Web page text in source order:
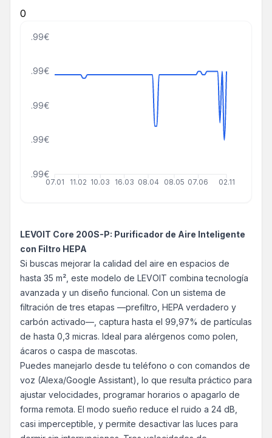
0
07.01 11.02 10.03 16.03 08.04 08.05 07.06 02.11
69.99€
79.99€
89.99€
99.99€
109.99€
LEVOIT Core 200S-P: Purificador de Aire Inteligente
con Filtro HEPA
Si buscas mejorar la calidad del aire en espacios de
hasta 35 m², este modelo de LEVOIT combina tecnología
avanzada y un diseño funcional. Con un sistema de
filtración de tres etapas —prefiltro, HEPA verdadero y
carbón activado—, captura hasta el 99,97% de partículas
de hasta 0,3 micras. Ideal para alérgenos como polen,
ácaros o caspa de mascotas.
Puedes manejarlo desde tu teléfono o con comandos de
voz (Alexa/Google Assistant), lo que resulta práctico para
ajustar velocidades, programar horarios o apagarlo de
forma remota. El modo sueño reduce el ruido a 24 dB,
casi imperceptible, y permite desactivar las luces para